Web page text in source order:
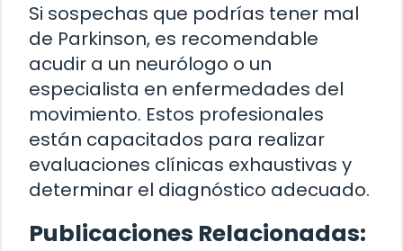
Si sospechas que podrías tener mal
de Parkinson, es recomendable
acudir a un neurólogo o un
especialista en enfermedades del
movimiento. Estos profesionales
están capacitados para realizar
evaluaciones clínicas exhaustivas y
determinar el diagnóstico adecuado.
Publicaciones Relacionadas: